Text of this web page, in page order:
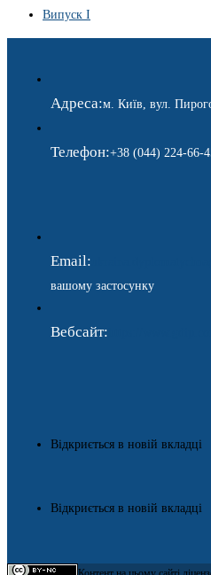
Випуск I
Адреса:м. Київ, вул.
Телефон:+38 (044) 224-66-
Email:
вашому застосунку
Вебсайт:
Відкриється в новій вкладці
Відкриється в новій вкладці